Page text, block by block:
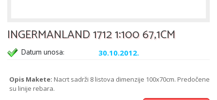
INGERMANLAND 1712 1:100 67,1CM
Datum unosa: 30.10.2012.
Opis Makete: Nacrt sadrži 8 listova dimenzije 100x70cm. Predočene
su linije rebara.